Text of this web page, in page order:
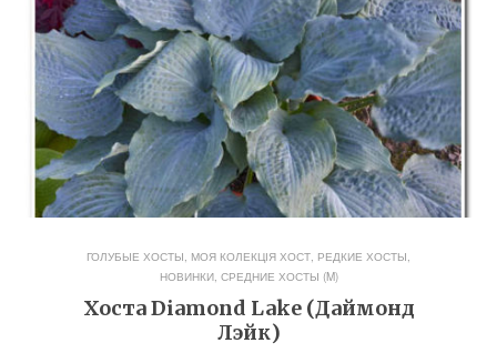
ГОЛУБЫЕ ХОСТЫ, МОЯ КОЛЕКЦІЯ ХОСТ, РЕДКИЕ ХОСТЫ,
НОВИНКИ, СРЕДНИЕ ХОСТЫ (M)
Хоста Diamond Lake (Даймонд
Лэйк)